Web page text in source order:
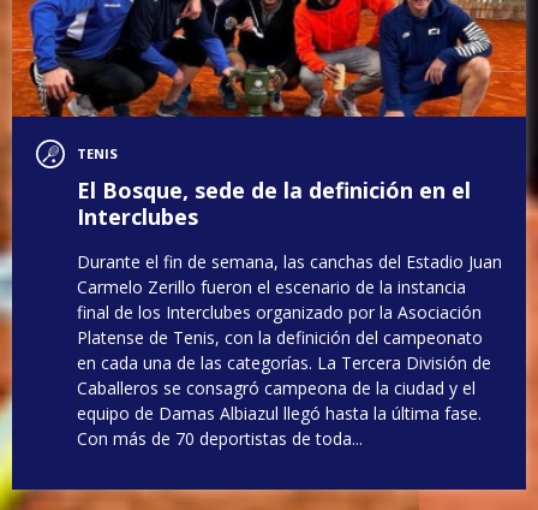
TENIS
El Bosque, sede de la definición en el
Interclubes
Durante el fin de semana, las canchas del Estadio Juan
Carmelo Zerillo fueron el escenario de la instancia
final de los Interclubes organizado por la Asociación
Platense de Tenis, con la definición del campeonato
en cada una de las categorías. La Tercera División de
Caballeros se consagró campeona de la ciudad y el
equipo de Damas Albiazul llegó hasta la última fase.
Con más de 70 deportistas de toda...